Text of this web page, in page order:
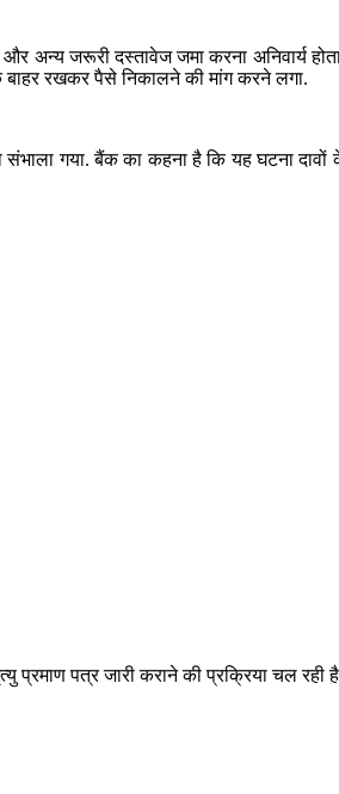
अन्य जरूरी दस्तावेज जमा करना अनिवार्य
रखकर पैसे निकालने की मांग करने लगा.
गया. बैंक का कहना है कि यह घटना दावों
पत्र जारी कराने की प्रक्रिया चल रही